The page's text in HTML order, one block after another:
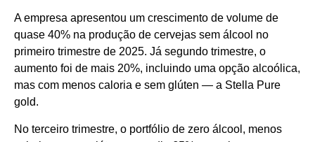
A empresa apresentou um crescimento de volume de
quase 40% na produção de cervejas sem álcool no
primeiro trimestre de 2025. Já segundo trimestre, o
aumento foi de mais 20%, incluindo uma opção alcoólica,
mas com menos caloria e sem glúten — a Stella Pure
gold.
No terceiro trimestre, o portfólio de zero álcool, menos